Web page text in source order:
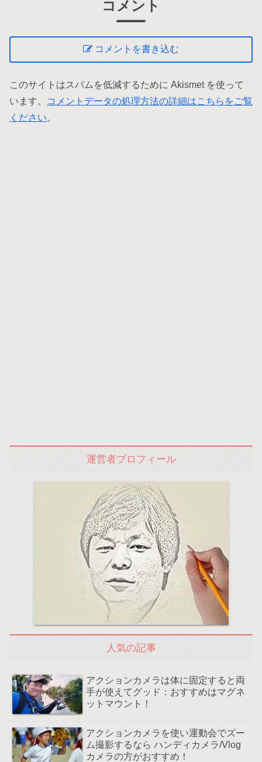
コメント
コメントを書き込む
このサイトはスパムを低減するために Akismet を使って
います。
コメントデータの処理方法の詳細はこちらをご覧
ください。
運営者プロフィール
人気の記事
アクションカメラは体に固定すると両
手が使えてグッド：おすすめはマグネ
ットマウント！
アクションカメラを使い運動会でズー
ム撮影するなら ハンディカメラ/Vlog
カメラの方がおすすめ！